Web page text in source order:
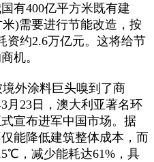
有400亿平方米既有建
)需要进行节能改造，按
资约2.6万亿元。这将给节
机。
外涂料巨头嗅到了商
月23日，澳大利亚著名环
宣布进军中国市场。据
能降低建筑整体成本，而
，减少能耗达61%，具